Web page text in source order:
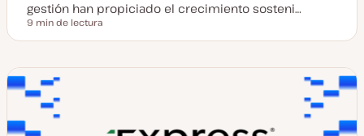
gestión han propiciado el crecimiento sosteni…
Tiempo de lectura
9 min de lectura